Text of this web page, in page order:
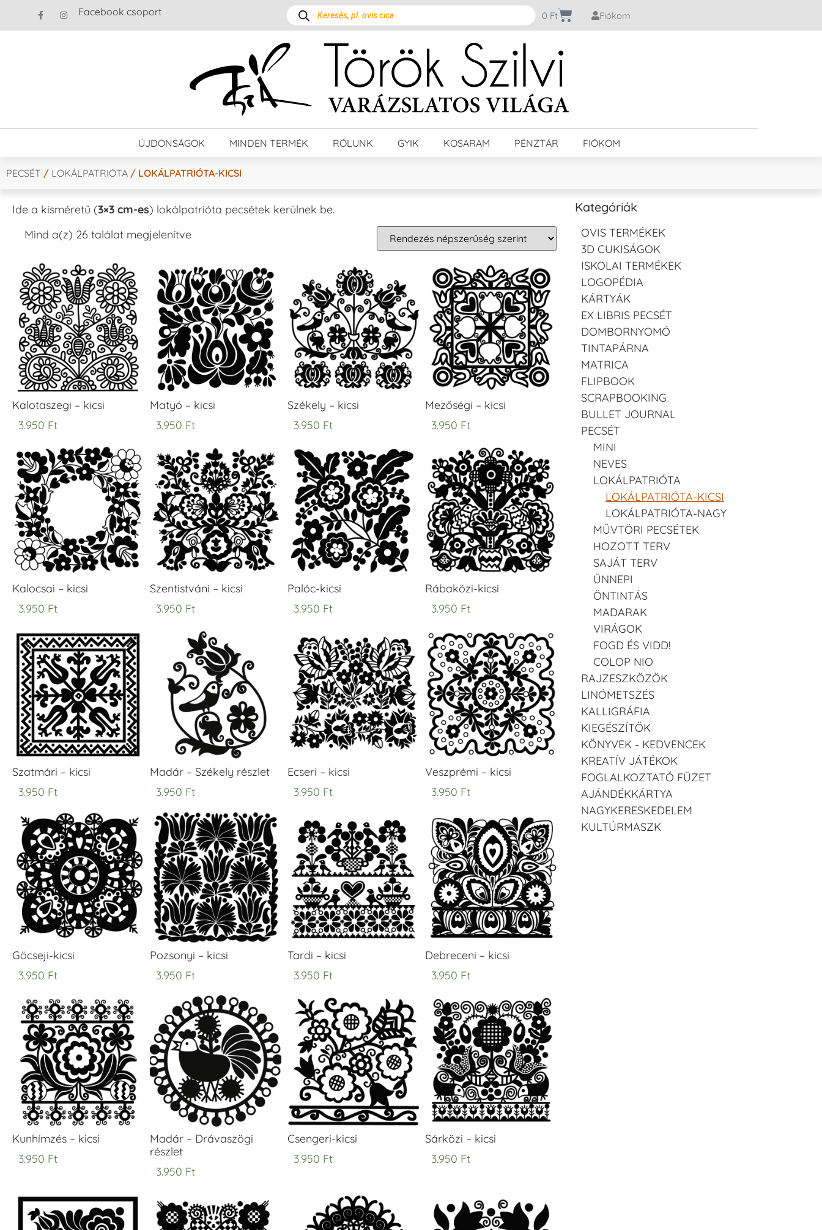
Facebook csoport 0 Ft Fiókom
ÚJDONSÁGOK MINDEN TERMÉK RÓLUNK GYIK KOSARAM PÉNZTÁR FIÓKOM
PECSÉT / LOKÁLPATRIÓTA / LOKÁLPATRIÓTA-KICSI
Ide a kisméretű (3×3 cm-es) lokálpatrióta pecsétek kerülnek be.
Mind a(z) 26 találat megjelenítve
Kalotaszegi – kicsi
3.950 Ft
Matyó – kicsi
3.950 Ft
Székely – kicsi
3.950 Ft
Mezőségi – kicsi
3.950 Ft
Kalocsai – kicsi
3.950 Ft
Szentistváni – kicsi
3.950 Ft
Palóc-kicsi
3.950 Ft
Rábaközi-kicsi
3.950 Ft
Szatmári – kicsi
3.950 Ft
Madár – Székely részlet
3.950 Ft
Ecseri – kicsi
3.950 Ft
Veszprémi – kicsi
3.950 Ft
Göcseji-kicsi
3.950 Ft
Pozsonyi – kicsi
3.950 Ft
Tardi – kicsi
3.950 Ft
Debreceni – kicsi
3.950 Ft
Kunhímzés – kicsi
3.950 Ft
Madár – Drávaszögi
részlet
3.950 Ft
Csengeri-kicsi
3.950 Ft
Sárközi – kicsi
3.950 Ft
Kategóriák
OVIS TERMÉKEK
3D CUKISÁGOK
ISKOLAI TERMÉKEK
LOGOPÉDIA
KÁRTYÁK
EX LIBRIS PECSÉT
DOMBORNYOMÓ
TINTAPÁRNA
MATRICA
FLIPBOOK
SCRAPBOOKING
BULLET JOURNAL
PECSÉT
MINI
NEVES
LOKÁLPATRIÓTA
LOKÁLPATRIÓTA-KICSI
LOKÁLPATRIÓTA-NAGY
MŰVTÖRI PECSÉTEK
HOZOTT TERV
SAJÁT TERV
ÜNNEPI
ÖNTINTÁS
MADARAK
VIRÁGOK
FOGD ÉS VIDD!
COLOP NIO
RAJZESZKÖZÖK
LINÓMETSZÉS
KALLIGRÁFIA
KIEGÉSZÍTŐK
KÖNYVEK - KEDVENCEK
KREATÍV JÁTÉKOK
FOGLALKOZTATÓ FÜZET
AJÁNDÉKKÁRTYA
NAGYKERESKEDELEM
KULTÚRMASZK